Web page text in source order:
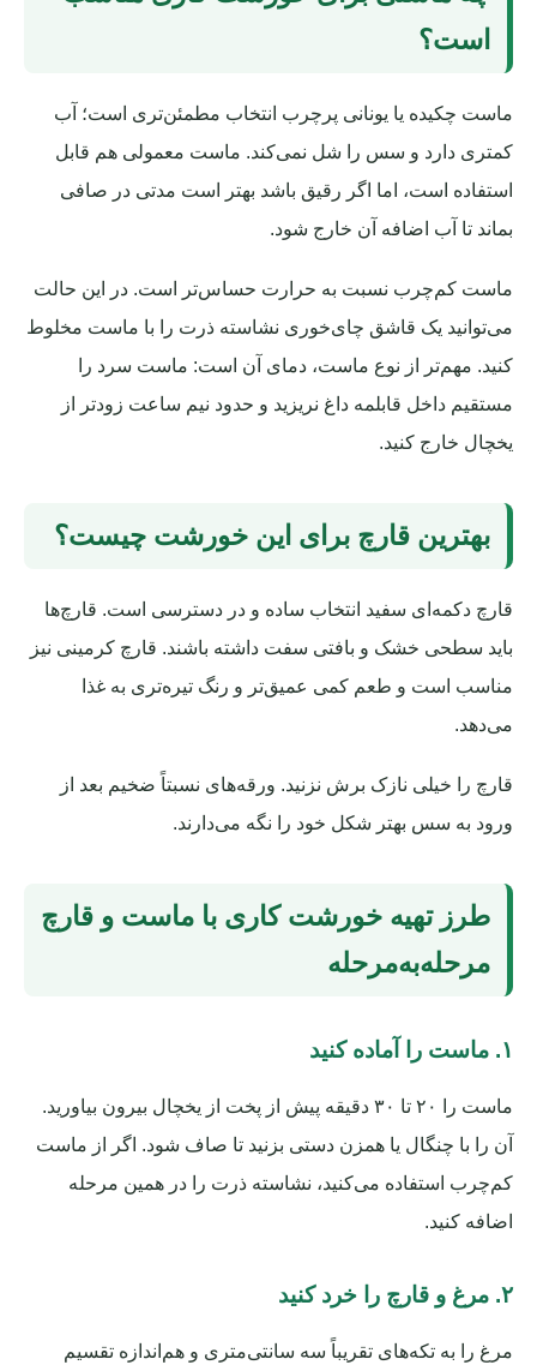
است؟
ماست چکیده یا یونانی پرچرب انتخاب مطمئن‌تری است؛ آب
کمتری دارد و سس را شل نمی‌کند. ماست معمولی هم قابل
استفاده است، اما اگر رقیق باشد بهتر است مدتی در صافی
بماند تا آب اضافه آن خارج شود.
ماست کم‌چرب نسبت به حرارت حساس‌تر است. در این حالت
می‌توانید یک قاشق چای‌خوری نشاسته ذرت را با ماست مخلوط
کنید. مهم‌تر از نوع ماست، دمای آن است: ماست سرد را
مستقیم داخل قابلمه داغ نریزید و حدود نیم ساعت زودتر از
یخچال خارج کنید.
بهترین قارچ برای این خورشت چیست؟
قارچ دکمه‌ای سفید انتخاب ساده و در دسترسی است. قارچ‌ها
باید سطحی خشک و بافتی سفت داشته باشند. قارچ کرمینی نیز
مناسب است و طعم کمی عمیق‌تر و رنگ تیره‌تری به غذا
می‌دهد.
قارچ را خیلی نازک برش نزنید. ورقه‌های نسبتاً ضخیم بعد از
ورود به سس بهتر شکل خود را نگه می‌دارند.
طرز تهیه خورشت کاری با ماست و قارچ
مرحله‌به‌مرحله
۱. ماست را آماده کنید
ماست را ۲۰ تا ۳۰ دقیقه پیش از پخت از یخچال بیرون بیاورید.
آن را با چنگال یا همزن دستی بزنید تا صاف شود. اگر از ماست
کم‌چرب استفاده می‌کنید، نشاسته ذرت را در همین مرحله
اضافه کنید.
۲. مرغ و قارچ را خرد کنید
مرغ را به تکه‌های تقریباً سه سانتی‌متری و هم‌اندازه تقسیم